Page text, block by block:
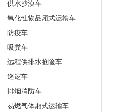
供水沙漠车
氧化性物品厢式运输车
防疫车
吸粪车
远程供排水抢险车
巡逻车
排烟消防车
易燃气体厢式运输车